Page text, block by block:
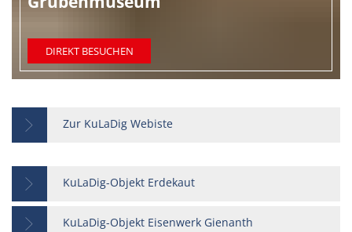
DIREKT BESUCHEN
Zur KuLaDig Webiste
KuLaDig-Objekt Erdekaut
KuLaDig-Objekt Eisenwerk Gienanth